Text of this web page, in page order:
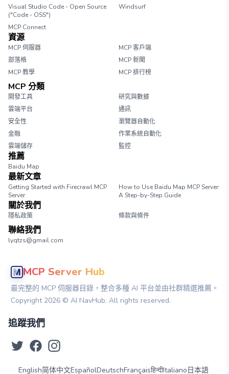
Visual Studio Code - Open Source
("Code - OSS")
Windsurf
MCP Connect
資源
MCP 伺服器
MCP 客戶端
部落格
MCP 新聞
MCP 教學
MCP 排行榜
MCP 分類
開發工具
研究與數據
雲端平台
通訊
安全性
瀏覽器自動化
金融
作業系統自動化
雲端儲存
監控
推薦
Baidu Map
最新文章
Getting Started with Firecrawl MCP
Server
How to Use Baidu Map MCP Server:
A Step-by-Step Guide
關於我們
隱私政策 條款與條件
聯絡我們
lyqtzs@gmail.com
MCP Server Hub
最完整的 MCP 伺服器目錄，整合多種 AI 平台並由社群精選推薦。
Copyright 2026© AI NavHub. All rights reserved.
追蹤我們
English简体中文EspañolDeutschFrançaisहिन्दीItaliano日本語